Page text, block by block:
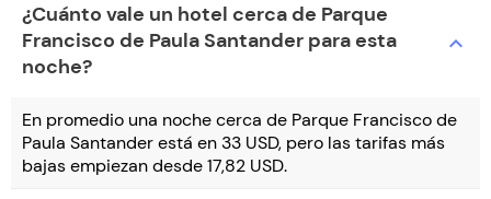
¿Cuánto vale un hotel cerca de Parque
Francisco de Paula Santander para esta
noche?
expand_more
En promedio una noche cerca de Parque Francisco de
Paula Santander está en 33 USD, pero las tarifas más
bajas empiezan desde 17,82 USD.